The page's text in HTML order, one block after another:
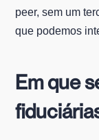
peer, sem um
que podemos
Em que